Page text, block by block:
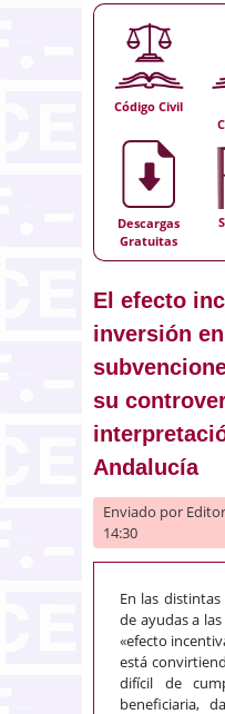
Código Civil
Descargas
Gratuitas
El efecto
inversión
su
Andalucía
Enviado por
14:30
En las
de ayudas a
«efecto
está
difícil de
beneficiaria,